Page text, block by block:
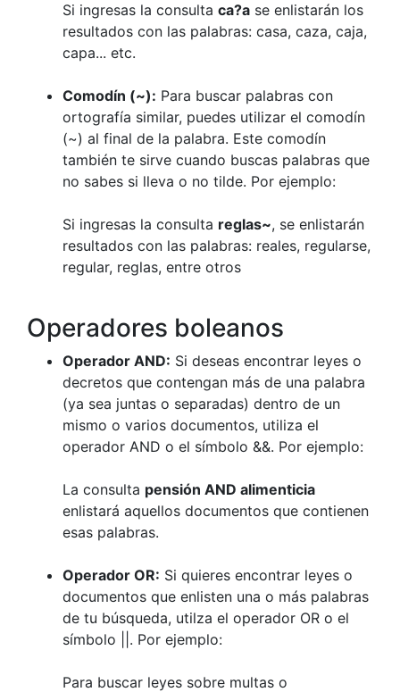
Si ingresas la consulta ca?a se enlistarán los
resultados con las palabras: casa, caza, caja,
capa... etc.
Comodín (~): Para buscar palabras con
ortografía similar, puedes utilizar el comodín
(~) al final de la palabra. Este comodín
también te sirve cuando buscas palabras que
no sabes si lleva o no tilde. Por ejemplo:
Si ingresas la consulta reglas~, se enlistarán
resultados con las palabras: reales, regularse,
regular, reglas, entre otros
Operadores boleanos
Operador AND: Si deseas encontrar leyes o
decretos que contengan más de una palabra
(ya sea juntas o separadas) dentro de un
mismo o varios documentos, utiliza el
operador AND o el símbolo &&. Por ejemplo:
La consulta pensión AND alimenticia
enlistará aquellos documentos que contienen
esas palabras.
Operador OR: Si quieres encontrar leyes o
documentos que enlisten una o más palabras
de tu búsqueda, utilza el operador OR o el
símbolo ||. Por ejemplo:
Para buscar leyes sobre multas o